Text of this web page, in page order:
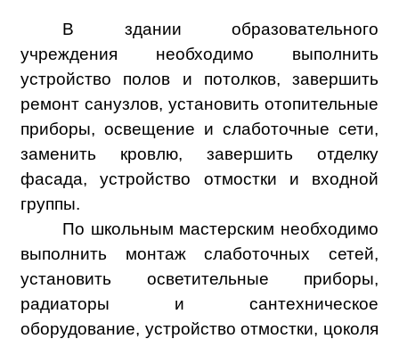
В здании образовательного
учреждения необходимо выполнить
устройство полов и потолков, завершить
ремонт санузлов, установить отопительные
приборы, освещение и слаботочные сети,
заменить кровлю, завершить отделку
фасада, устройство отмостки и входной
группы.
По школьным мастерским необходимо
выполнить монтаж слаботочных сетей,
установить осветительные приборы,
радиаторы и сантехническое
оборудование, устройство отмостки, цоколя